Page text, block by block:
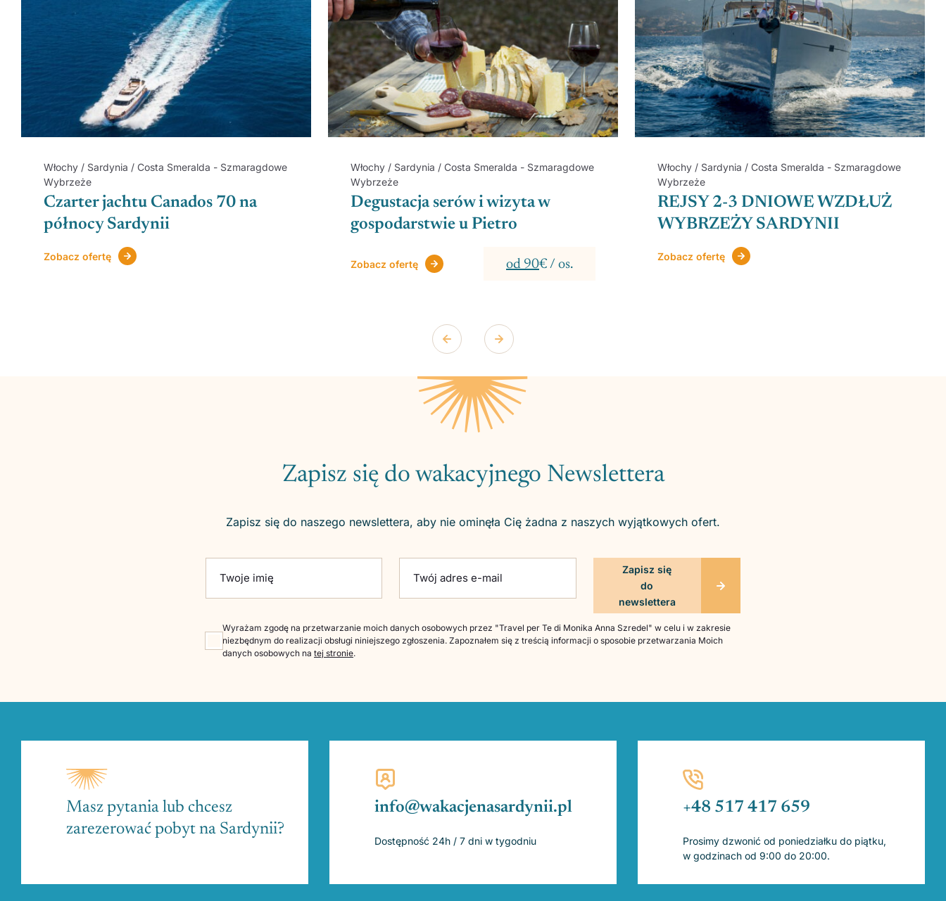
Włochy / Sardynia / Costa Smeralda - Szmaragdowe
Wybrzeże
Czarter jachtu Canados 70 na
północy Sardynii
Zobacz ofertę
Włochy / Sardynia / Costa Smeralda - Szmaragdowe
Wybrzeże
Degustacja serów i wizyta w
gospodarstwie u Pietro
Zobacz ofertę od 90€ / os.
Włochy / Sardynia / Costa Smeralda - Szmaragdowe
Wybrzeże
REJSY 2-3 DNIOWE WZDŁUŻ
WYBRZEŻY SARDYNII
Zobacz ofertę
Zapisz się do wakacyjnego Newslettera
Zapisz się do naszego newslettera, aby nie ominęła Cię żadna z naszych wyjątkowych ofert.
Twoje imię Twój adres e-mail
Wyrażam zgodę na przetwarzanie moich danych osobowych przez "Travel per Te di Monika Anna Szredel" w celu i w zakresie
niezbędnym do realizacji obsługi niniejszego zgłoszenia. Zapoznałem się z treścią informacji o sposobie przetwarzania Moich
danych osobowych na tej stronie.
Masz pytania lub chcesz
zarezerować pobyt na Sardynii?
info@wakacjenasardynii.pl
Dostępność 24h / 7 dni w tygodniu
+48 517 417 659
Prosimy dzwonić od poniedziałku do piątku,
w godzinach od 9:00 do 20:00.